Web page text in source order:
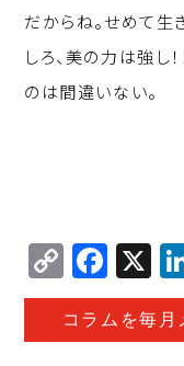
だからね。せめて生
しろ、美の力は強し
のは間違いない。
C
o
p
F
a
c
X
コラムを毎